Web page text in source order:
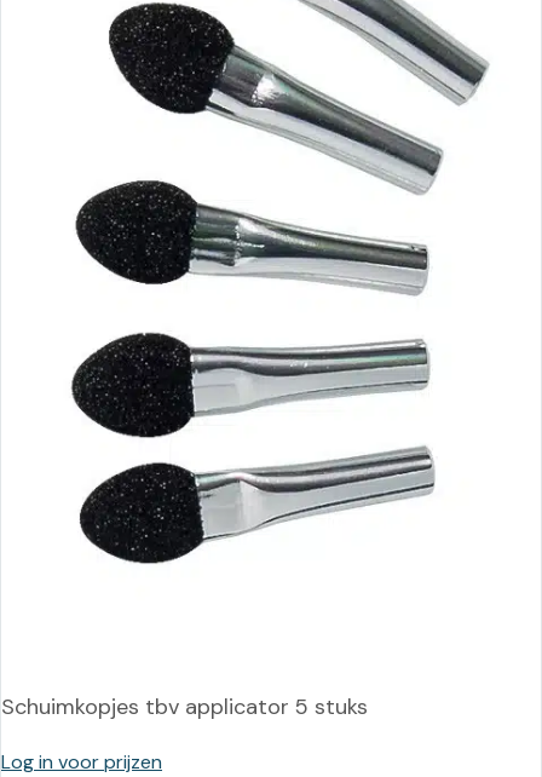
Schuimkopjes tbv applicator 5 stuks
Log in voor prijzen